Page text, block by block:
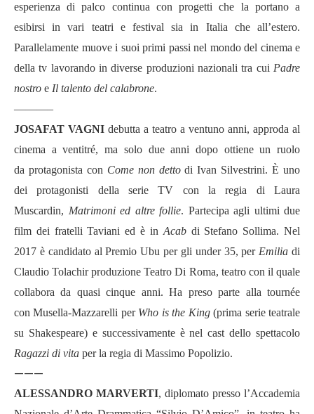
esperienza di palco continua con progetti che la portano a
esibirsi in vari teatri e festival
sia in Italia che all’estero.
Parallelamente muove i suoi primi passi nel mondo del cinema e
della tv lavorando in diverse produzioni nazionali tra cui Padre
nostro e Il talento del calabrone.
———–
JOSAFAT VAGNI debutta a teatro a ventuno anni, approda al
cinema a ventitré, ma solo due anni dopo ottiene un ruolo
da protagonista con Come non dettodi Ivan Silvestrini. È uno
dei protagonisti della serie TV con la regia di Laura
Muscardin, Matrimoni ed altre follie. Partecipa agli ultimi due
film dei fratelli Taviani ed è in Acab di Stefano Sollima. Nel
2017 è candidato al Premio Ubu per gli under 35, per Emilia di
Claudio Tolachir produzione Teatro Di Roma, teatro con il quale
collabora da quasi cinque anni. Ha preso parte alla tournée
con Musella-Mazzarelli per Who is the King (prima serie teatrale
su Shakespeare) e successivamente è nel cast dello spettacolo
Ragazzi di vita per la regia di Massimo Popolizio.
———
ALESSANDRO MARVERTI, diplomato presso l’Accademia